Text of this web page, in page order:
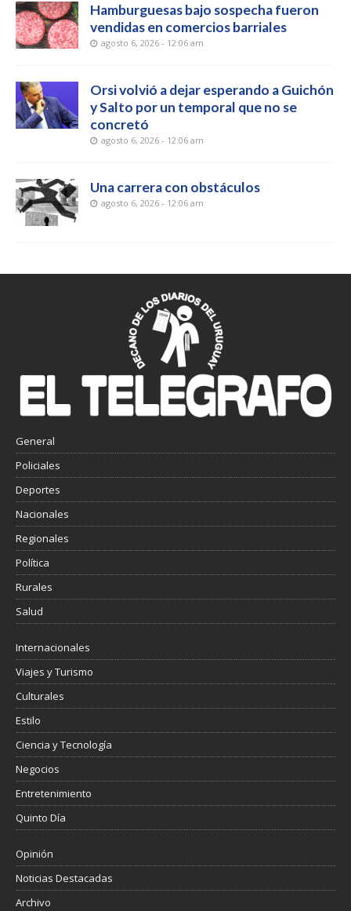
Hamburguesas bajo sospecha fueron
vendidas en comercios barriales
agosto 6, 2026 - 12:06 am
Orsi volvió a dejar esperando a Guichón
y Salto por un temporal que no se
concretó
agosto 6, 2026 - 12:06 am
Una carrera con obstáculos
agosto 6, 2026 - 12:06 am
General
Policiales
Deportes
Nacionales
Regionales
Política
Rurales
Salud
Internacionales
Viajes y Turismo
Culturales
Estilo
Ciencia y Tecnología
Negocios
Entretenimiento
Quinto Día
Opinión
Noticias Destacadas
Archivo